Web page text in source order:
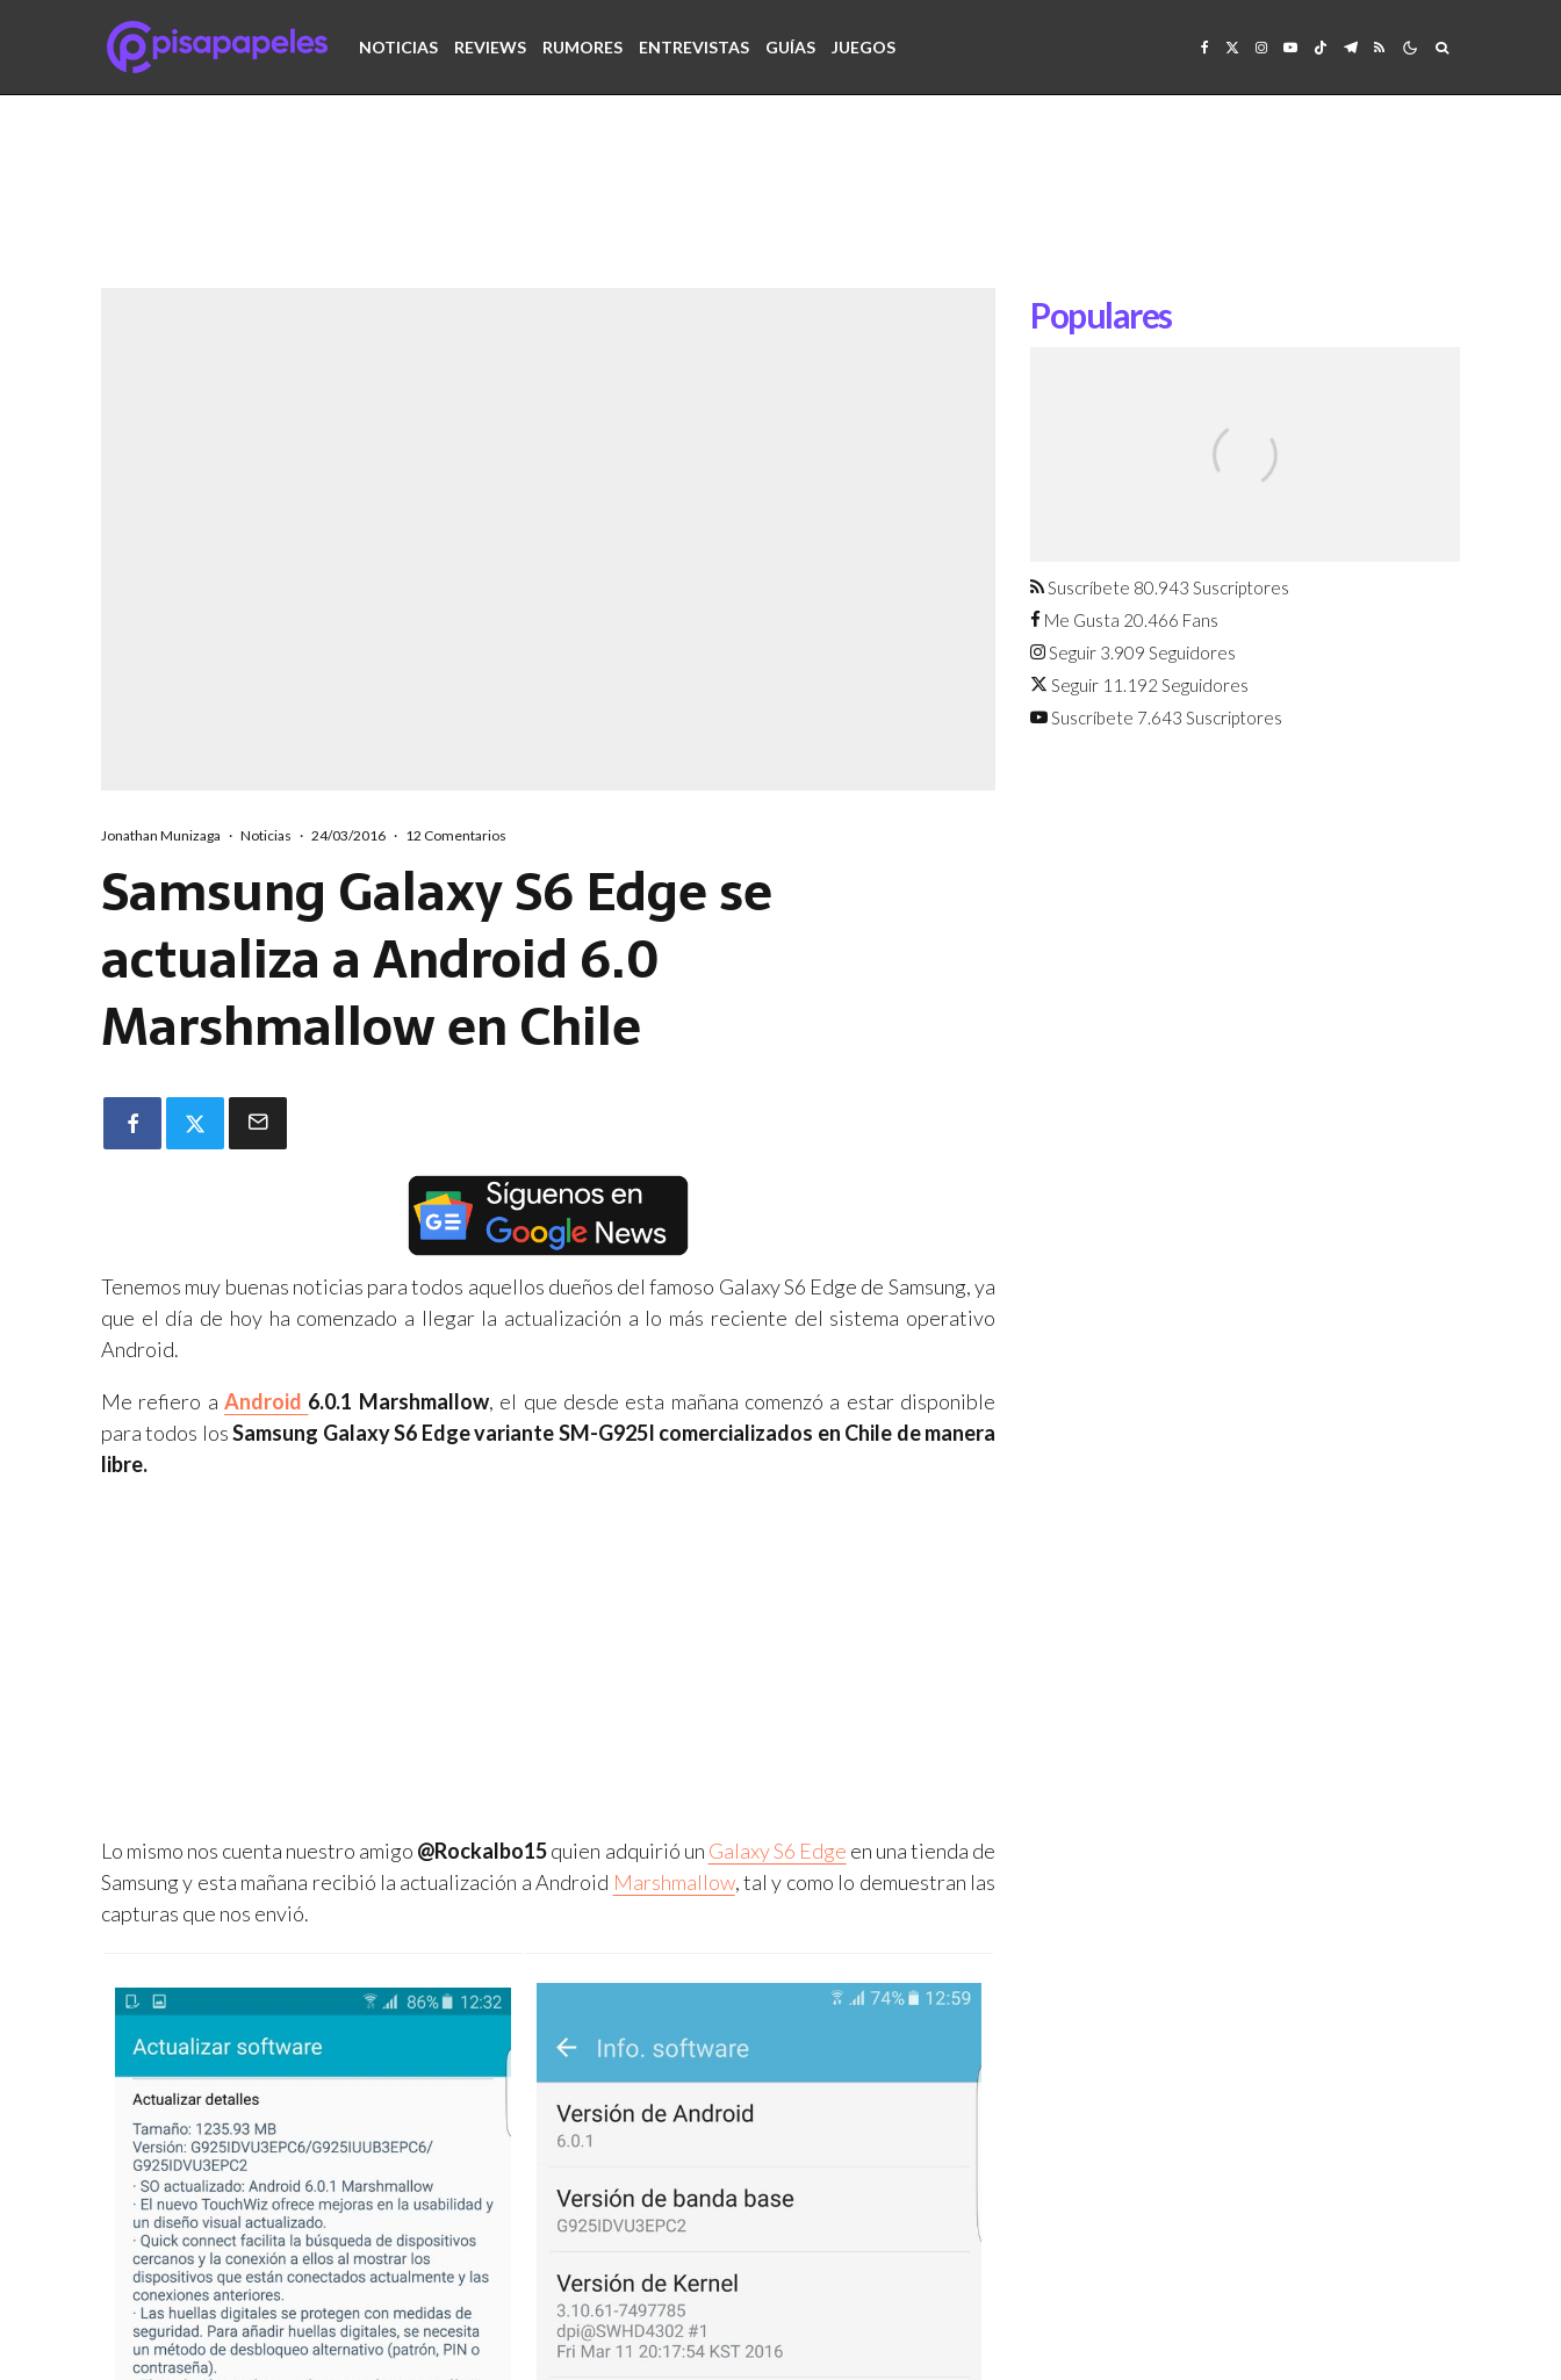
NOTICIAS REVIEWS RUMORES ENTREVISTAS GUÍAS JUEGOS
Jonathan Munizaga · Noticias · 24/03/2016 · 12 Comentarios
Samsung Galaxy S6 Edge se
actualiza a Android 6.0
Marshmallow en Chile
Tenemos muy buenas noticias para todos aquellos dueños del famoso Galaxy S6 Edge de Samsung, ya
que el día de hoy ha comenzado a llegar la actualización a lo más reciente del sistema operativo
Android.
Me refiero aAndroid 6.0.1 Marshmallow, el que desde esta mañana comenzó a estar disponible
para todos losSamsung Galaxy S6 Edge variante SM-G925I comercializados en Chile de manera
libre.
Lo mismo nos cuenta nuestro amigo @Rockalbo15quien adquirió un Galaxy S6 Edge en una tienda de
Samsung y esta mañana recibió la actualización a Android Marshmallow, tal y como lo demuestran las
capturas que nos envió.
Populares
agosto
Suscríbete 80.943 Suscriptores
Me Gusta 20.466 Fans
Seguir 3.909 Seguidores
Seguir 11.192 Seguidores
Suscríbete 7.643 Suscriptores